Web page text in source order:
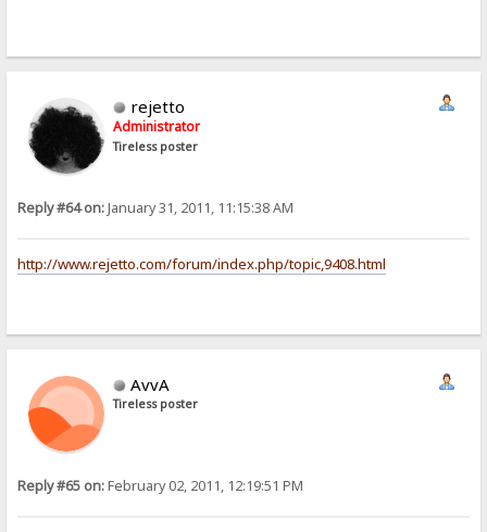
rejetto
Administrator
Tireless poster
Reply #64 on:January 31, 2011, 11:15:38 AM
http://www.rejetto.com/forum/index.php/topic,9408.html
AvvA
Tireless poster
Reply #65 on:February 02, 2011, 12:19:51 PM